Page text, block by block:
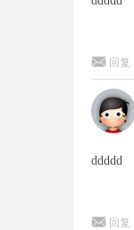
回复
ddddd
回复